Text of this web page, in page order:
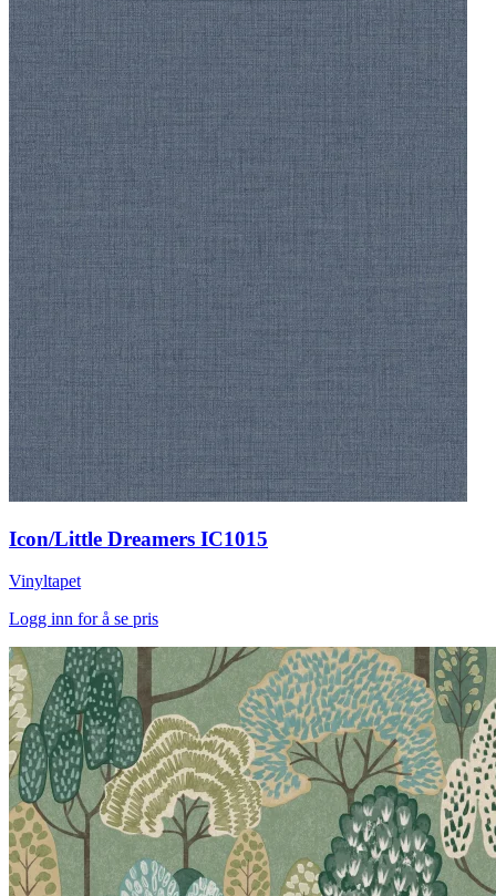
Icon/Little Dreamers IC1015
Vinyltapet
Logg inn for å se pris